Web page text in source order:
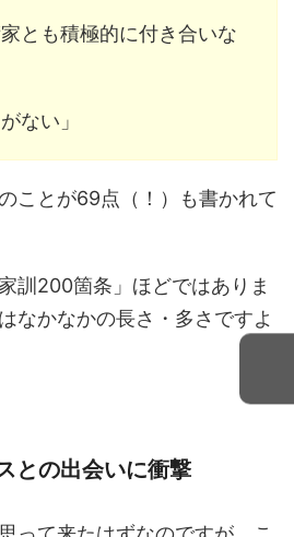
とも積極的に付き合いな
ない」
ことが69点（！）も書かれて
訓200箇条」ほどではありま
なかなかの長さ・多さですよ
との出会いに衝撃